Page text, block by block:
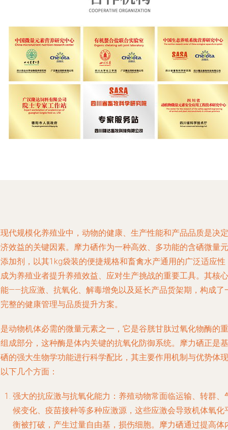
代规模化养殖业中，动物的健康、生产性能和产品品质是决定
效益的关键因素。摩力硒作为一种高效、多功能的含硒微量元
加剂，以其1kg袋装的便捷规格和畜禽水产通用的广泛适应性
为养殖业者提升养殖效益、应对生产挑战的重要工具。其核心
——抗应激、抗氧化、解毒增免以及延长产品货架期，构成了
整的健康管理与品质提升方案。
动物机体必需的微量元素之一，它是谷胱甘肽过氧化物酶的重
成部分，这种酶是体内关键的抗氧化防御系统。摩力硒正是基
的强大生物学功能进行科学配比，其主要作用机制与优势体现
下几个方面：
强大的抗应激与抗氧化能力 ：养殖动物常面临运输、转群、
候变化、疫苗接种等多种应激源，这些应激会导致机体氧化
衡被打破，产生过量自由基，损伤细胞。摩力硒通过提高体